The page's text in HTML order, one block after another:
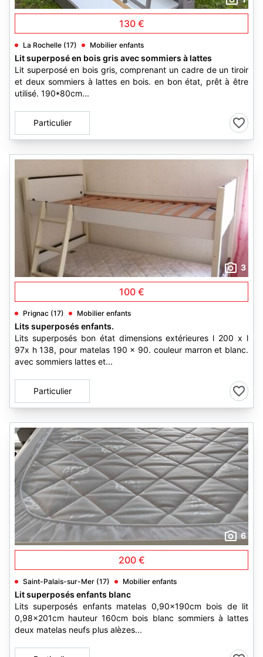
130 €
La Rochelle (17) Mobilier enfants
Lit superposé en bois gris avec sommiers à lattes
Lit superposé en bois gris, comprenant un cadre de un tiroir
et deux sommiers à lattes en bois. en bon état, prêt à être
utilisé. 190*80cm...
Particulier
3
100 €
Prignac (17) Mobilier enfants
Lits superposés enfants.
Lits superposés bon état dimensions extérieures l 200 x l
97x h 138, pour matelas 190 x 90. couleur marron et blanc.
avec sommiers lattes et...
Particulier
6
200 €
Saint-Palais-sur-Mer (17) Mobilier enfants
Lit superposés enfants blanc
Lits superposés enfants matelas 0,90x190cm bois de lit
0,98x201cm hauteur 160cm bois blanc sommiers à lattes
deux matelas neufs plus alèzes...